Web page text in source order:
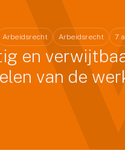
Arbeidsrecht Arbeidsrecht 7
en
van de